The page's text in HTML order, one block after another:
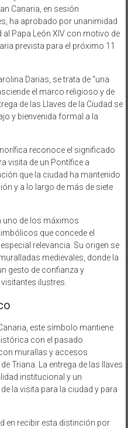
Canaria, en sesión
ha aprobado por unanimidad
al Papa León XIV con motivo de
prevista para el próximo 11
Darias, se trata de “una
el marco religioso y de
de las Llaves de la Ciudad se
y bienvenida formal a la
reconoce el significado
visita de un Pontífice a
que la ciudad ha mantenido
y a lo largo de más de siete
uno de los máximos
que concede el
relevancia. Su origen se
medievales, donde la
gesto de confianza y
ilustres.
este símbolo mantiene
con el pasado
murallas y accesos
Triana. La entrega de las llaves
institucional y un
la visita para la ciudad y para
en recibir esta distinción por